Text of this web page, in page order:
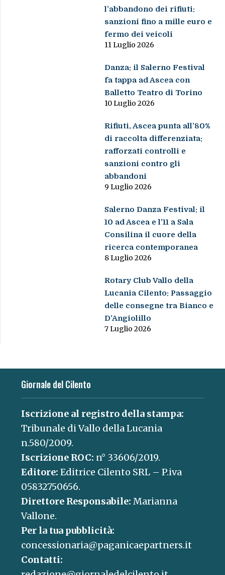
l’abbandono dei rifiuti:
sanzioni fino a mille euro e
fermo dei veicoli
11 Luglio 2026
Danza: il Salerno Festival
fa tappa ad Ascea con
Balletto Teatro di Torino
10 Luglio 2026
Rifiuti, Ascea punta all’80%
di raccolta differenziata:
rafforzati controlli e
sanzioni contro gli
abbandoni
9 Luglio 2026
Salerno Danza Festival: il
10 ad Ascea e l’11 a Sala
Consilina il cuore della
ricerca contemporanea
8 Luglio 2026
Rotary Club Vallo della
Lucania Cilento: Passaggio
delle consegne tra Bianco e
D’Angiolillo
7 Luglio 2026
Giornale del Cilento
Iscrizione al registro della stampa:
Tribunale di Vallo della Lucania
n.580/2009.
Iscrizione ROC: n° 33606/2019.
Editore: Editrice Cilento SRL – P.iva
05832750656.
Direttore Responsabile: Marianna
Vallone.
Per la tua pubblicità:
concessionaria@paganicaepartners.it
Contatti: